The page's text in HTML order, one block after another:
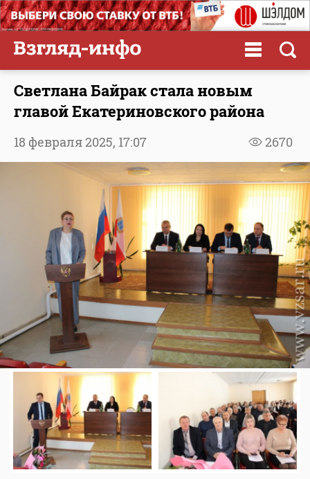
Светлана Байрак стала новым
главой Екатериновского района
2670
18 февраля 2025, 17:07